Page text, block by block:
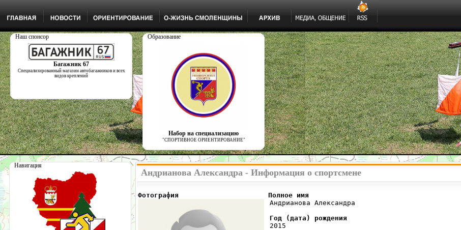
Наш спонсор
Багажник 67
Специализированный магазин автобагажников и всех
видов креплений
Образование
Набор на специализацию
"СПОРТИВНОЕ ОРИЕНТИРОВАНИЕ"
Навигация
Андрианова Александра - Информация о спортсмене
Фотография                      Полное имя
Андрианова Александра
Год (дата) рождения
2015